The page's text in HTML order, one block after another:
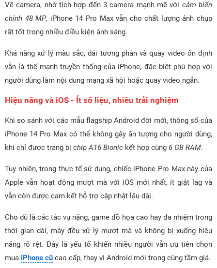
Về camera, nhờ tích hợp đến 3 camera mạnh mẽ với cảm biến
chính 48 MP, iPhone 14 Pro Max vẫn cho chất lượng ảnh chụp
rất tốt trong nhiều điều kiện ánh sáng.
Khả năng xử lý màu sắc, dải tương phản và quay video ổn định
vẫn là thế mạnh truyền thống của iPhone, đặc biệt phù hợp với
người dùng làm nội dung mạng xã hội hoặc quay video ngắn.
Hiệu năng và iOS - Ít số liệu, nhiều trải nghiệm
Khi so sánh với các mẫu flagship Android đời mới, thông số của
iPhone 14 Pro Max có thể không gây ấn tượng cho người dùng,
khi chỉ được trang bị chip A16 Bionic kết hợp cùng 6 GB RAM.
Tuy nhiên, trong thực tế sử dụng, chiếc iPhone Pro Max này của
Apple vẫn hoạt động mượt mà với iOS mới nhất, ít giật lag và
vẫn còn được cam kết hỗ trợ cập nhật lâu dài.
Cho dù là các tác vụ nặng, game đồ họa cao hay đa nhiệm trong
thời gian dài, máy đều xử lý mượt mà và không bị xuống hiệu
năng rõ rệt. Đây là yếu tố khiến nhiều người vẫn ưu tiên chọn
mua iPhone cũ cao cấp, thay vì Android mới trong cùng tầm giá.